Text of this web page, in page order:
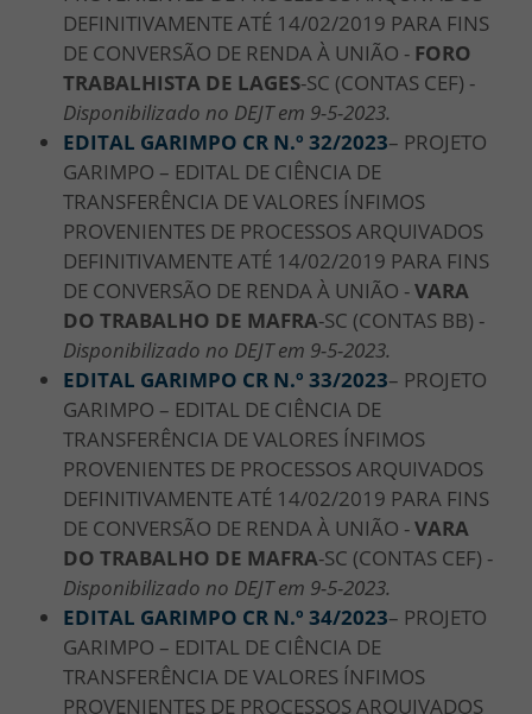
DEFINITIVAMENTE ATÉ 14/02/2019 PARA FINS
DE CONVERSÃO DE RENDA À UNIÃO - FORO
TRABALHISTA DE LAGES-SC (CONTAS CEF) -
Disponibilizado no DEJT em 9-5-2023.
EDITAL GARIMPO CR N.º 32/2023– PROJETO
GARIMPO – EDITAL DE CIÊNCIA DE
TRANSFERÊNCIA DE VALORES ÍNFIMOS
PROVENIENTES DE PROCESSOS ARQUIVADOS
DEFINITIVAMENTE ATÉ 14/02/2019 PARA FINS
DE CONVERSÃO DE RENDA À UNIÃO -VARA
DO TRABALHO DE MAFRA-SC (CONTAS BB) -
Disponibilizado no DEJT em 9-5-2023.
EDITAL GARIMPO CR N.º 33/2023– PROJETO
GARIMPO – EDITAL DE CIÊNCIA DE
TRANSFERÊNCIA DE VALORES ÍNFIMOS
PROVENIENTES DE PROCESSOS ARQUIVADOS
DEFINITIVAMENTE ATÉ 14/02/2019 PARA FINS
DE CONVERSÃO DE RENDA À UNIÃO -VARA
DO TRABALHO DE MAFRA-SC (CONTAS CEF) -
Disponibilizado no DEJT em 9-5-2023.
EDITAL GARIMPO CR N.º 34/2023– PROJETO
GARIMPO – EDITAL DE CIÊNCIA DE
TRANSFERÊNCIA DE VALORES ÍNFIMOS
PROVENIENTES DE PROCESSOS ARQUIVADOS